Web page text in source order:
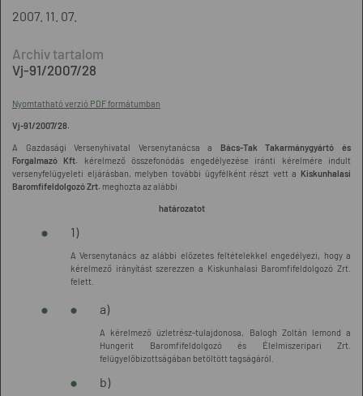
2007. 11. 07.
Vj-91/2007/28
Nyomtatható verzió PDF formátumban
Vj-91/2007/28.
A Gazdasági Versenyhivatal Versenytanácsa a Bács-Tak Takarmánygyártó és
Forgalmazó Kft.
kérelmező összefonódás engedélyezése iránti kérelmére indult
versenyfelügyeleti eljárásban, melyben további ügyfélként részt vett a Kiskunhalasi
Baromfifeldolgozó Zrt. meghozta az alábbi
határozatot
1)
A Versenytanács az alábbi előzetes feltételekkel engedélyezi, hogy a
kérelmező irányítást szerezzen a Kiskunhalasi Baromfifeldolgozó Zrt.
felett.
a)
A kérelmező üzletrész-tulajdonosa, Balogh Zoltán lemond a
Hungerit Baromfifeldolgozó és Élelmiszeripari Zrt.
felügyelőbizottságában betöltött tagságáról.
b)